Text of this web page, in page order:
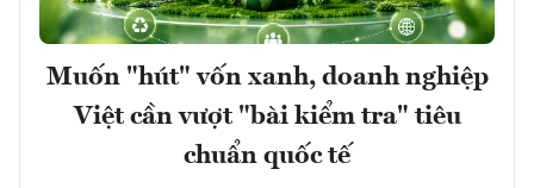
Muốn "hút" vốn xanh, doanh nghiệp
Việt cần vượt "bài kiểm tra" tiêu
chuẩn quốc tế